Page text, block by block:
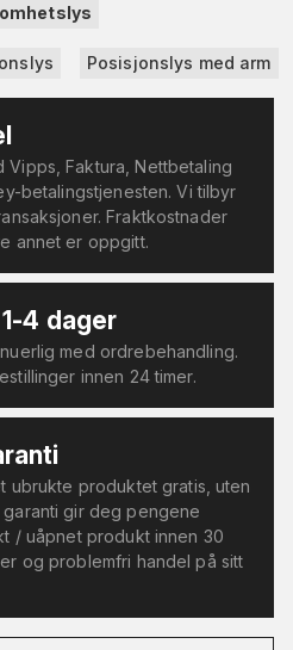
Posisjonslys med arm
Vipps, Faktura, Nettbetaling
betalingstjenesten. Vi tilbyr
Fraktkostnader
annet er oppgitt.
4 dager
med ordrebehandling.
innen 24 timer.
ubrukte produktet gratis, uten
gir deg pengene
/ uåpnet produkt innen 30
og problemfri handel på sitt